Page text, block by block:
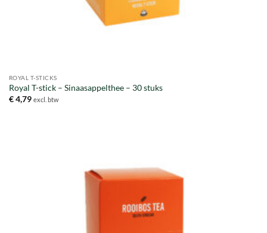
ROYAL T-STICKS
Royal T-stick – Sinaasappelthee – 30 stuks
€4,79 excl. btw